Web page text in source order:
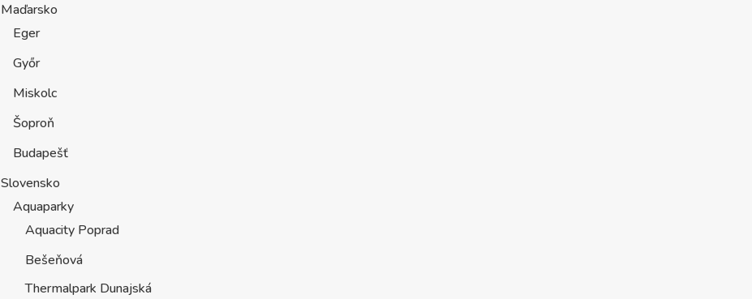
Maďarsko
Eger
Győr
Miskolc
Šoproň
Budapešť
Slovensko
Aquaparky
Aquacity Poprad
Bešeňová
Thermalpark Dunajská